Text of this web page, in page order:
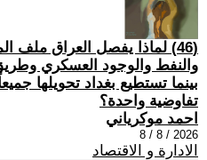
(46) لماذا يفصل العراق ملف
والنفط والوجود العسكري وطريق
بينما تستطيع بغداد تحويلها
تفاوضية واحدة؟
احمد موكرياني
2026 / 8 / 8
الادارة و الاقتصاد